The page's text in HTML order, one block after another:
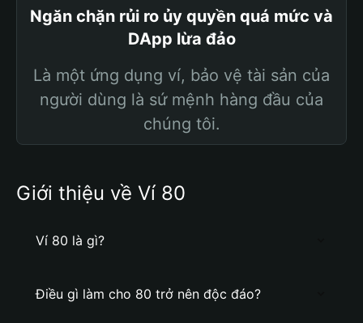
Ngăn chặn rủi ro ủy quyền quá mức và
DApp lừa đảo
Là một ứng dụng ví, bảo vệ tài sản của
người dùng là sứ mệnh hàng đầu của
chúng tôi.
Giới thiệu về Ví 80
Ví 80 là gì?
Điều gì làm cho 80 trở nên độc đáo?